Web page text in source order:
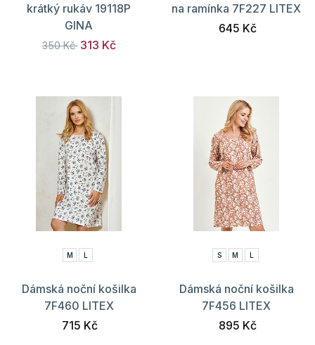
krátký rukáv 19118P
GINA
350 Kč 313 Kč
na ramínka 7F227 LITEX
645 Kč
M L
Dámská noční košilka
7F460 LITEX
715 Kč
S M L
Dámská noční košilka
7F456 LITEX
895 Kč